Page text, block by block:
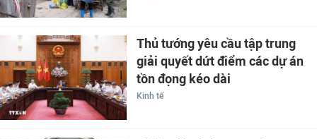
Thủ tướng yêu cầu tập trung
giải quyết dứt điểm các dự án
tồn đọng kéo dài
Kinh tế